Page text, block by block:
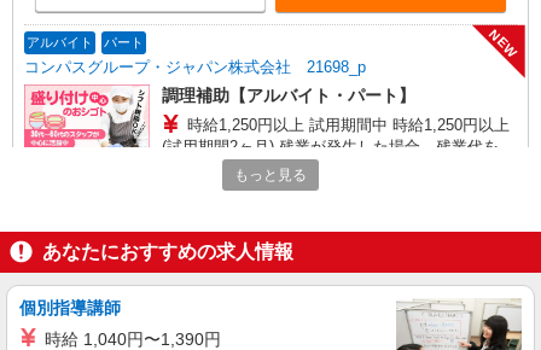
アルバイト パート
コンパスグループ・ジャパン株式会社 21698_p
NEW
調理補助【アルバイト・パート】
時給1,250円以上 試用期間中 時給1,250円以上
(試用期間2ヶ月) 残業が発生した場合、残業代を1
分単位で別途支給します。
フレンシアエール仙川 学生マンション （東
キープ
アルバイト パート
そんぽの家Ｓ 国領
NEW
もっと見る
あなたにおすすめの求人情報
個別指導講師
時給 1,040円〜1,390円